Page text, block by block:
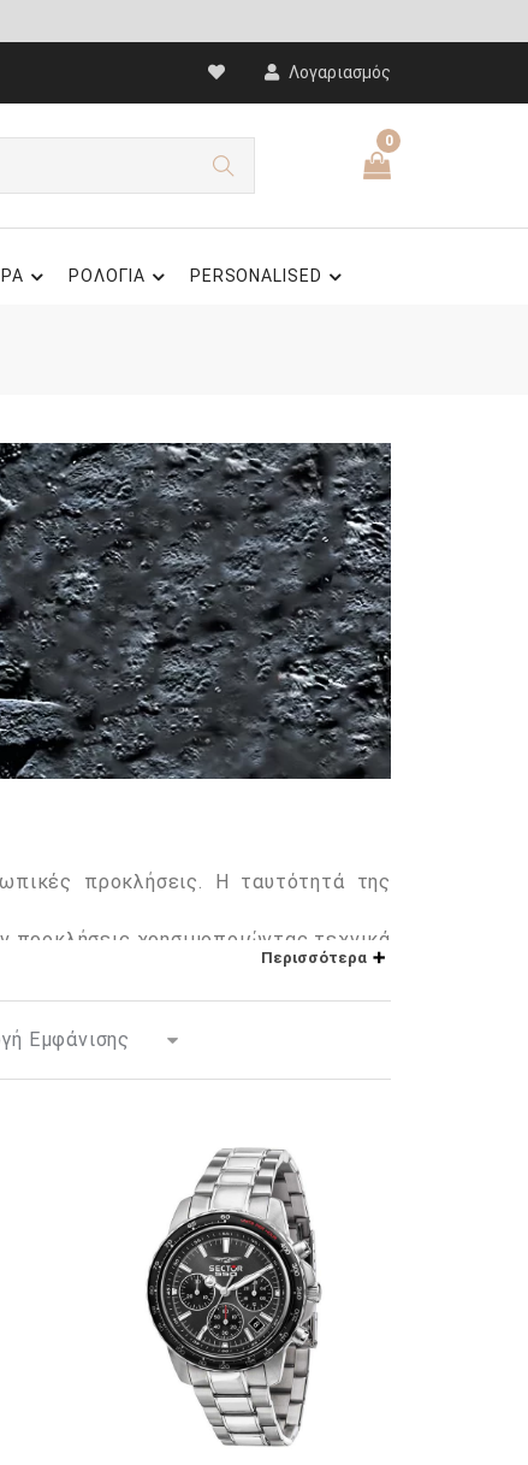
Λογαριασμός
0
ΡΟΛΟΓΙΑ PERSONALISED
προκλήσεις. Η ταυτότητά της
προκλήσεις χρησιμοποιώντας τεχνικά
συνδυάζοντας την τεχνολογία και
ποιότητας και των αθλητικών
ικανότητές τους προκειμένου να
όχι μόνο αντιπροσωπεύει το brand
GP Franco Morbidelli ο οποίος για
Περισσότερα